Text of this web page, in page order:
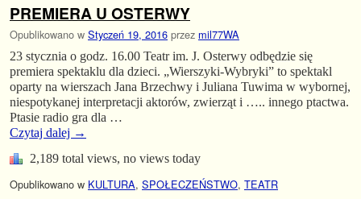
PREMIERA U OSTERWY
Opublikowano w Styczeń 19, 2016 przez mil77WA
23 stycznia o godz. 16.00 Teatr im. J. Osterwy odbędzie się
premiera spektaklu dla dzieci. „Wierszyki-Wybryki” to spektakl
oparty na wierszach Jana Brzechwy i Juliana Tuwima w wybornej,
niespotykanej interpretacji aktorów, zwierząt i ….. innego ptactwa.
Ptasie radio gra dla …
Czytaj dalej →
2,189 total views, no views today
Opublikowano w KULTURA, SPOŁECZEŃSTWO, TEATR